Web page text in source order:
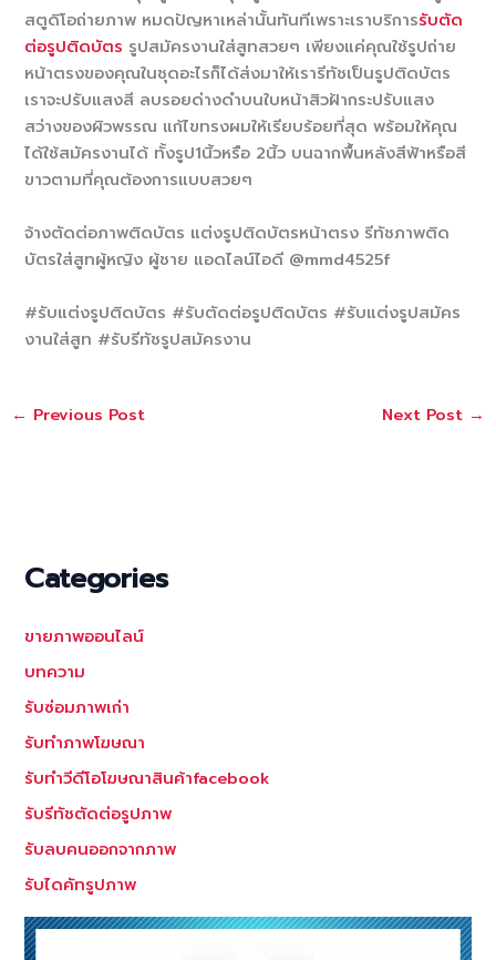
สตูดิโอถ่ายภาพ หมดปัญหาเหล่านั้นทันทีเพราะเราบริการรับตัด
ต่อรูปติดบัตร รูปสมัครงานใส่สูทสวยๆ เพียงแค่คุณใช้รูปถ่าย
หน้าตรงของคุณในชุดอะไรก็ได้ส่งมาให้เรารีทัชเป็นรูปติดบัตร
เราจะปรับแสงสี ลบรอยด่างดำบนใบหน้าสิวฝ้ากระปรับแสง
สว่างของผิวพรรณ แก้ไขทรงผมให้เรียบร้อยที่สุด พร้อมให้คุณ
ได้ใช้สมัครงานได้ ทั้งรูป1นิ้วหรือ 2นิ้ว บนฉากพื้นหลังสีฟ้าหรือสี
ขาวตามที่คุณต้องการแบบสวยๆ
จ้างตัดต่อภาพติดบัตร แต่งรูปติดบัตรหน้าตรง รีทัชภาพติด
บัตรใส่สูทผู้หญิง ผู้ชาย แอดไลน์ไอดี @mmd4525f
#รับแต่งรูปติดบัตร #รับตัดต่อรูปติดบัตร #รับแต่งรูปสมัคร
งานใส่สูท #รับรีทัชรูปสมัครงาน
← Previous Post Next Post →
Categories
ขายภาพออนไลน์
บทความ
รับซ่อมภาพเก่า
รับทำภาพโฆษณา
รับทำวีดีโอโฆษณาสินค้าfacebook
รับรีทัชตัดต่อรูปภาพ
รับลบคนออกจากภาพ
รับไดคัทรูปภาพ